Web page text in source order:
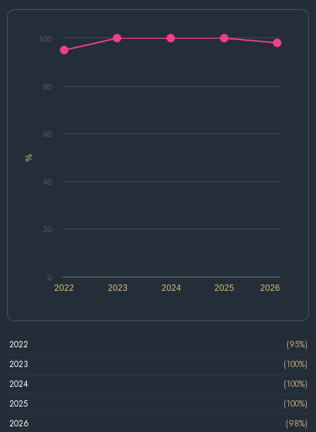
%
2022 2024 2026
2023 2025
0
20
40
60
80
100
2022
(95%)
2023
(100%)
2024
(100%)
2025
(100%)
2026
(98%)